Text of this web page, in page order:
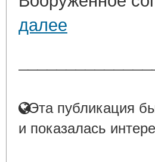
далее
Эта публикация
и показалась